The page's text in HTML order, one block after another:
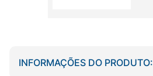
INFORMAÇÕES DO PRODUTO: